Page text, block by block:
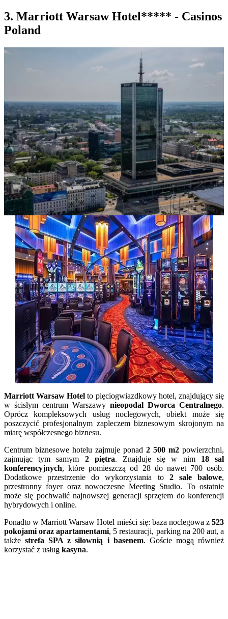
3. Marriott Warsaw Hotel***** - Casinos
Poland
Marriott Warsaw Hotel to pięciogwiazdkowy hotel, znajdujący się
w ścisłym centrum Warszawy nieopodal Dworca Centralnego.
Oprócz kompleksowych usług noclegowych, obiekt może się
poszczycić profesjonalnym zapleczem biznesowym skrojonym na
miarę współczesnego biznesu.
Centrum biznesowe hotelu zajmuje ponad 2 500 m2 powierzchni,
zajmując tym samym 2 piętra. Znajduje się w nim 18 sal
konferencyjnych, które pomieszczą od 28 do nawet 700 osób.
Dodatkowe przestrzenie do wykorzystania to 2 sale balowe,
przestronny foyer oraz nowoczesne Meeting Studio. To ostatnie
może się pochwalić najnowszej generacji sprzętem do konferencji
hybrydowych i online.
Ponadto w Marriott Warsaw Hotel mieści się: baza noclegowa z 523
pokojami oraz apartamentami, 5 restauracji, parking na 200 aut, a
takżestrefa SPA z siłownią i basenem. Goście mogą również
korzystać z usług kasyna.